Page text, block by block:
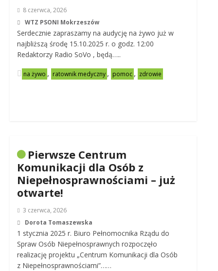
8 czerwca, 2026
WTZ PSONI Mokrzeszów
Serdecznie zapraszamy na audycję na żywo już w
najbliższą środę 15.10.2025 r. o godz. 12:00
Redaktorzy Radio SoVo , będą…..
na żywo , ratownik medyczny , pomoc , zdrowie
Pierwsze Centrum
Komunikacji dla Osób z
Niepełnosprawnościami – już
otwarte!
3 czerwca, 2026
Dorota Tomaszewska
1 stycznia 2025 r. Biuro Pełnomocnika Rządu do
Spraw Osób Niepełnosprawnych rozpoczęło
realizację projektu „Centrum Komunikacji dla Osób
z Niepełnosprawnościami”……